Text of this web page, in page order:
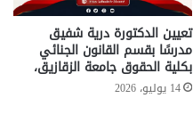
تعيين الدكتورة درية شفيق
مدرسًا بقسم القانون الجنائي
بكلية الحقوق جامعة الزقازيق،
14 يوليو، 2026